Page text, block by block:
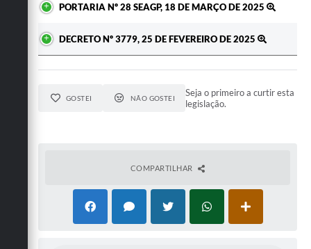
PORTARIA Nº 28 SEAGP, 18 DE MARÇO DE 2025
DECRETO Nº 3779, 25 DE FEVEREIRO DE 2025
GOSTEI NÃO GOSTEI
Seja o primeiro a curtir esta
legislação.
COMPARTILHAR